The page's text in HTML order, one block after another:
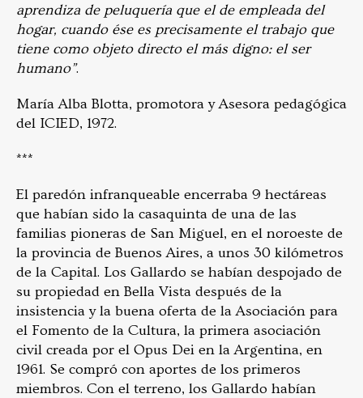
aprendiza de peluquería que el de empleada del
hogar, cuando ése es precisamente el trabajo que
tiene como objeto directo el más digno: el ser
humano”.
María Alba Blotta, promotora y Asesora pedagógica
del ICIED, 1972.
***
El paredón infranqueable encerraba 9 hectáreas
que habían sido la casaquinta de una de las
familias pioneras de San Miguel, en el noroeste de
la provincia de Buenos Aires, a unos 30 kilómetros
de la Capital. Los Gallardo se habían despojado de
su propiedad en Bella Vista después de la
insistencia y la buena oferta de la Asociación para
el Fomento de la Cultura, la primera asociación
civil creada por el Opus Dei en la Argentina, en
1961. Se compró con aportes de los primeros
miembros. Con el terreno, los Gallardo habían